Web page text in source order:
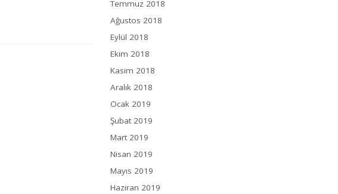
Temmuz 2018
Ağustos 2018
Eylül 2018
Ekim 2018
Kasım 2018
Aralık 2018
Ocak 2019
Şubat 2019
Mart 2019
Nisan 2019
Mayıs 2019
Haziran 2019